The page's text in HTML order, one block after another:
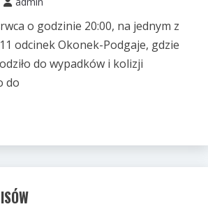
o godzinie 20:00, na jednym z
odcinek Okonek-Podgaje, gdzie
do wypadków i kolizji
do